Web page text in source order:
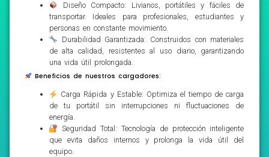
Diseño Compacto: Livianos, portátiles y fáciles de
transportar. Ideales para profesionales, estudiantes y
personas en constante movimiento.
Durabilidad Garantizada: Construidos con materiales
de alta calidad, resistentes al uso diario, garantizando
una vida útil prolongada.
Beneficios de nuestros cargadores:
Carga Rápida y Estable: Optimiza el tiempo de carga
de tu portátil sin interrupciones ni fluctuaciones de
energía.
Seguridad Total: Tecnología de protección inteligente
que evita daños internos y prolonga la vida útil del
equipo.